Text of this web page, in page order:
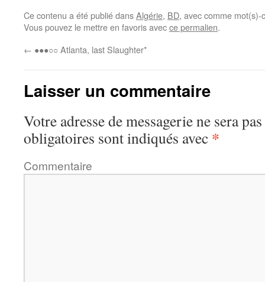
Ce contenu a été publié dansAlgérie, BD, avec comme
Vous pouvez le mettre en favoris avecce permalien.
← ●●●○○ Atlanta, last Slaughter*
Laisser un commentaire
Votre adresse de messagerie ne sera
obligatoires sont indiqués avec *
Commentaire